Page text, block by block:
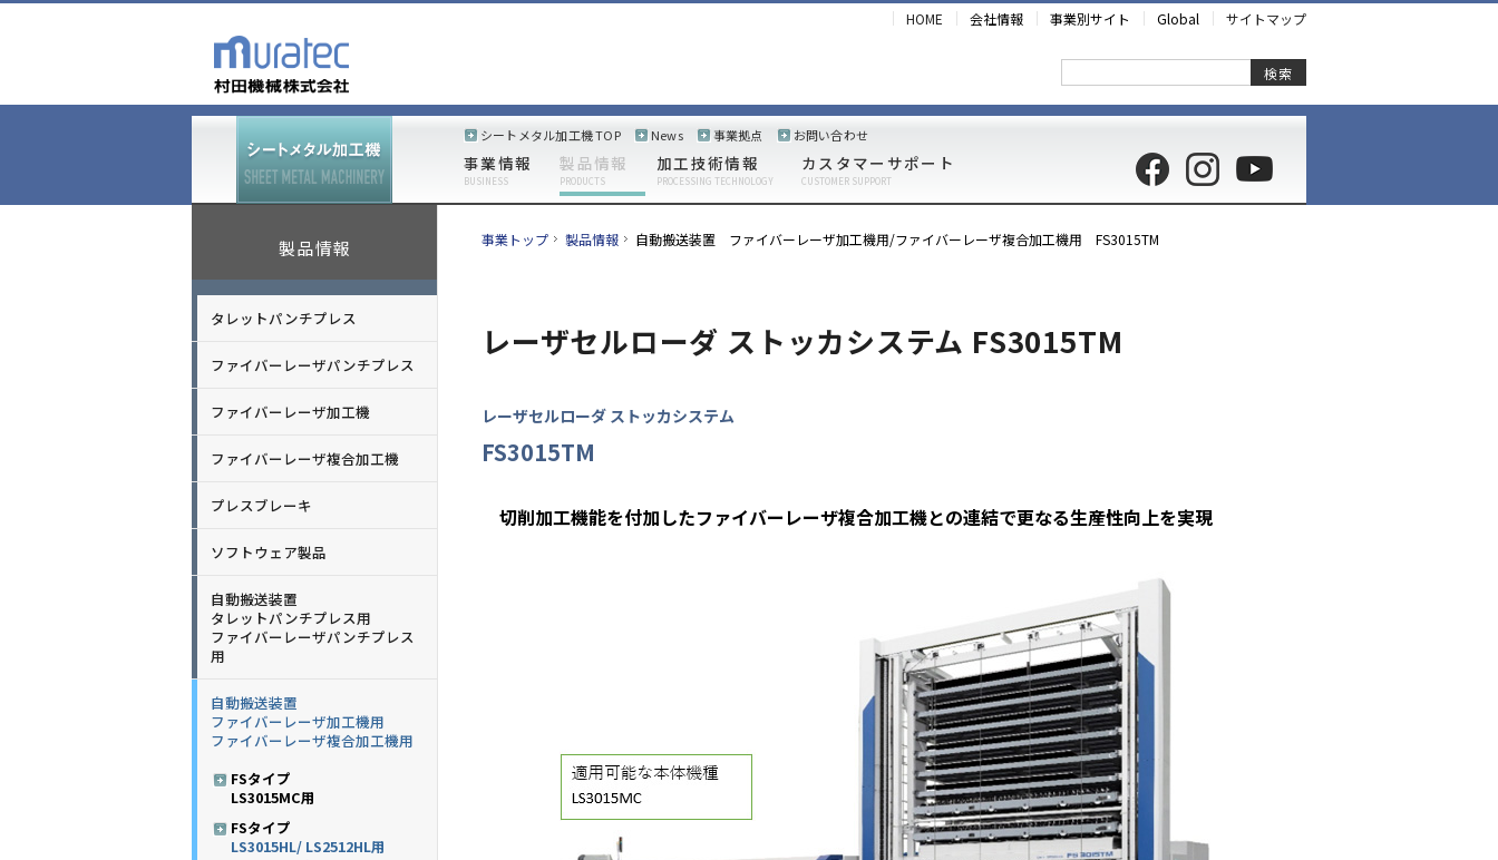
HOME 会社情報 事業別サイト Global サイトマップ
検索
事業情報
BUSINESS
製品情報
PRODUCTS
加工技術情報
PROCESSING TECHNOLOGY
カスタマーサポート
CUSTOMER SUPPORT
シートメタル加工機 TOP News 事業拠点 お問い合わせ
製品情報
タレットパンチプレス
ファイバーレーザパンチプレス
ファイバーレーザ加工機
ファイバーレーザ複合加工機
プレスブレーキ
ソフトウェア製品
自動搬送装置
タレットパンチプレス用
ファイバーレーザパンチプレス
用
自動搬送装置
ファイバーレーザ加工機用
ファイバーレーザ複合加工機用
FSタイプ
LS3015MC用
FSタイプ
LS3015HL/ LS2512HL用
事業トップ 製品情報 自動搬送装置 ファイバーレーザ加工機用/ファイバーレーザ複合加工機用 FS3015TM
レーザセルローダ ストッカシステム FS3015TM
レーザセルローダ ストッカシステム
FS3015TM
切削加工機能を付加したファイバーレーザ複合加工機との連結で更なる生産性向上を実現